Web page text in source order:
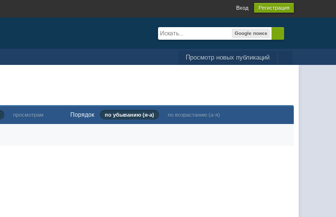
Вход Регистрация
Google поиск
Просмотр новых публикаций
просмотрам Порядок по убыванию (я-а) по возрастанию (а-я)